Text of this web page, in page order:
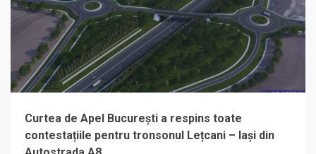
Curtea de Apel București a respins toate
contestațiile pentru tronsonul Lețcani – Iași din